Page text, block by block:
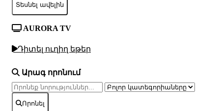
Տեսնել ավելին
AURORA TV
Դիտել ուղիղ եթեր
Արագ որոնում
Որոնել